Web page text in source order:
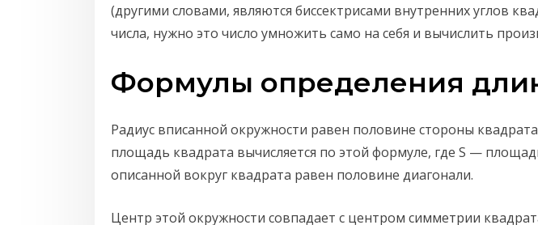
(другими словами, являются биссектрисами внутренних углов
числа, нужно это число умножить само на себя и вычислить
Формулы определения
Радиус вписанной окружности равен половине стороны
площадь квадрата вычисляется по этой формуле, где S —
описанной вокруг квадрата равен половине диагонали.
Центр этой окружности совпадает с центром симметрии